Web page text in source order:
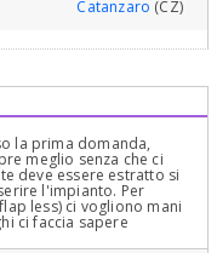
Catanzaro (CZ)
la prima domanda,
meglio senza che ci
deve essere estratto si
l'impianto. Per
less) ci vogliono mani
ci faccia sapere